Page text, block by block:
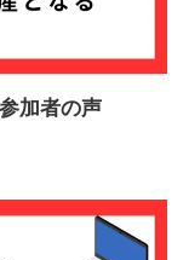
加者の声